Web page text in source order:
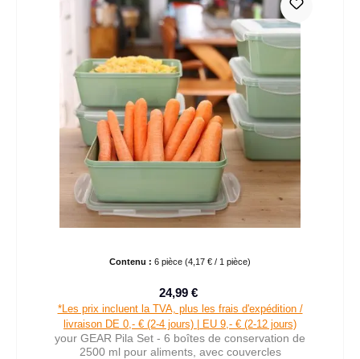
Contenu : 6 pièce (4,17 € / 1 pièce)
Prix de vente :
24,99 €
*Les prix incluent la TVA, plus les frais d'expédition /
livraison DE 0,- € (2-4 jours) | EU 9,- € (2-12 jours)
your GEAR Pila Set - 6 boîtes de conservation de
2500 ml pour aliments, avec couvercles